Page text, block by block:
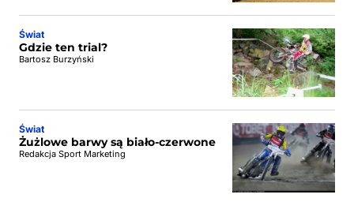
Świat
Gdzie ten trial?
Bartosz Burzyński
Świat
Żużlowe barwy są biało-czerwone
Redakcja Sport Marketing